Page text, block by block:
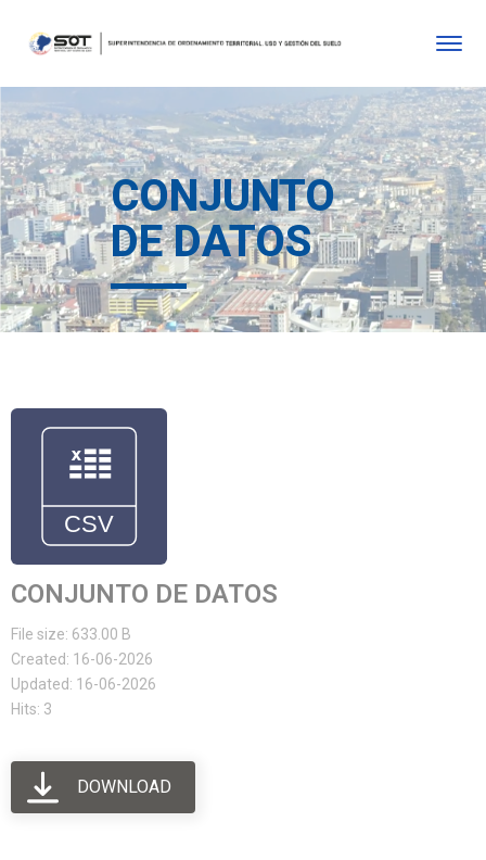
CONJUNTO
DE DATOS
CONJUNTO DE DATOS
File size: 633.00 B
Created: 16-06-2026
Updated: 16-06-2026
Hits: 3
DOWNLOAD